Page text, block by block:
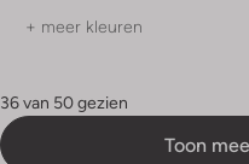
+ meer kleuren
36 van 50 gezien
Toon